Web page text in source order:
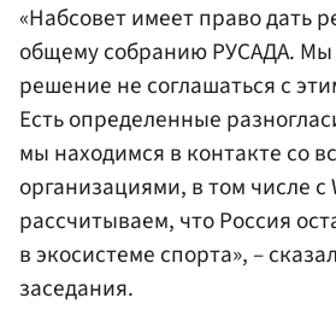
«Набсовет имеет право дать
общему собранию РУСАДА.
решение не соглашаться с
Есть определенные
мы находимся в контакте со
организациями, в том числе с
рассчитываем, что Россия
в экосистеме спорта», –
заседания.